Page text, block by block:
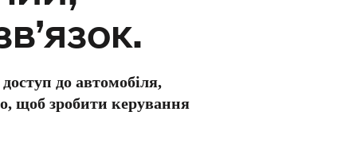
до автомобіля,
щоб зробити керування